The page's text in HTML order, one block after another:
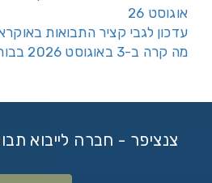
אוגוסט 26
עדכון לגבי קציר התבואות
מה קרה ב-3 באוגוסט 2026 בבורסאות?
צנציפר - חברה לייבוא